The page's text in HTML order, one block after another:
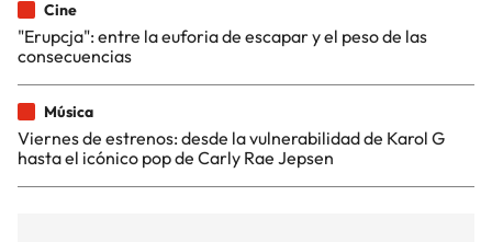
Cine
"Erupcja": entre la euforia de escapar y el peso de las
consecuencias
Música
Viernes de estrenos: desde la vulnerabilidad de Karol G
hasta el icónico pop de Carly Rae Jepsen